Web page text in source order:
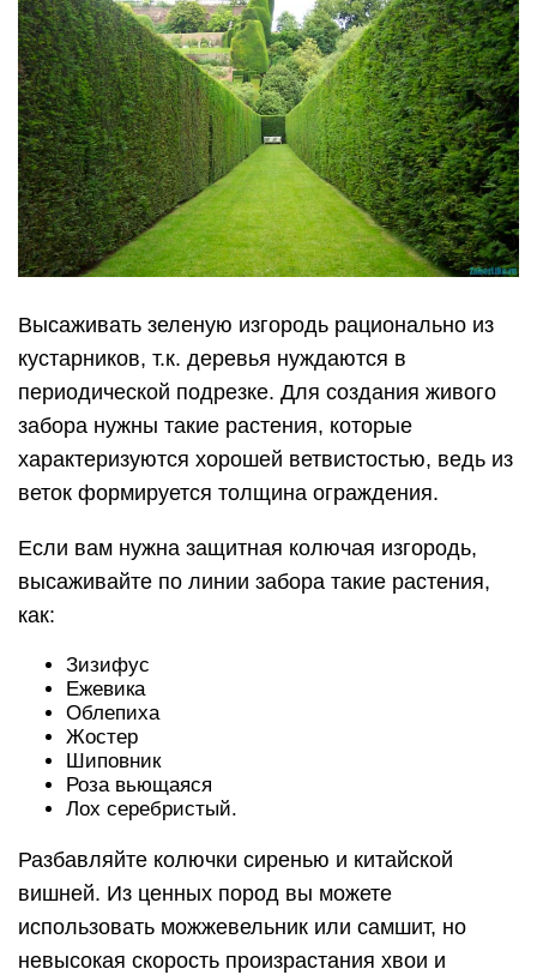
Высаживать зеленую изгородь рационально из
кустарников, т.к. деревья нуждаются в
периодической подрезке. Для создания живого
забора нужны такие растения, которые
характеризуются хорошей ветвистостью, ведь из
веток формируется толщина ограждения.
Если вам нужна защитная колючая изгородь,
высаживайте по линии забора такие растения,
как:
Зизифус
Ежевика
Облепиха
Жостер
Шиповник
Роза вьющаяся
Лох серебристый.
Разбавляйте колючки сиренью и китайской
вишней. Из ценных пород вы можете
использовать можжевельник или самшит, но
невысокая скорость произрастания хвои и